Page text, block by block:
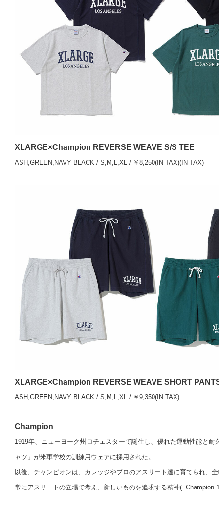
XLARGE×Champion REVERSE WEAVE S/S TEE
ASH,GREEN,NAVY BLACK / S,M,L,XL / ￥8,250(IN TAX)(IN TAX)
XLARGE×Champion REVERSE WEAVE SHORT
ASH,GREEN,NAVY BLACK / S,M,L,XL / ￥9,350(IN TAX)
Champion
1919年、ニューヨーク州ロチェスターで誕生し、優れた運動性能と耐
ャツ」が米軍学校の訓練用ウェアに採用された。
以後、チャンピオンは、カレッジやプロのアスリート達に育てられ、
常にアスリートの立場で考え、新しいものを追求する精神(=Champion